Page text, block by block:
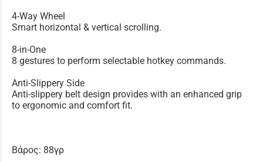
4-Way Wheel
Smart horizontal & vertical scrolling.
8-in-One
8 gestures to perform selectable hotkey commands.
Anti-Slippery Side
Anti-slippery belt design provides with an enhanced grip
to ergonomic and comfort fit.
Βάρος: 88γρ